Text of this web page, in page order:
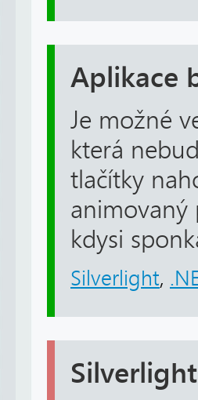
Aplikace
Je možné
která
tlačítky
animovaný
kdysi
Silverlight,